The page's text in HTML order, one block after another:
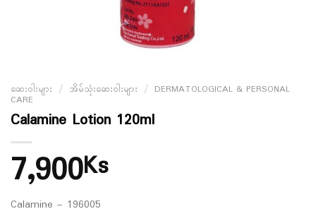
ဆေးဝါးများ / အိမ်သုံးဆေးဝါးများ / DERMATOLOGICAL & PERSONAL
CARE
Calamine Lotion 120ml
7,900Ks
Calamine – 196005